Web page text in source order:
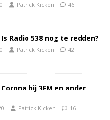
Patrick Kicken 46
Radio 538 nog te redden?
Patrick Kicken 42
bij 3FM en ander
Patrick Kicken 16